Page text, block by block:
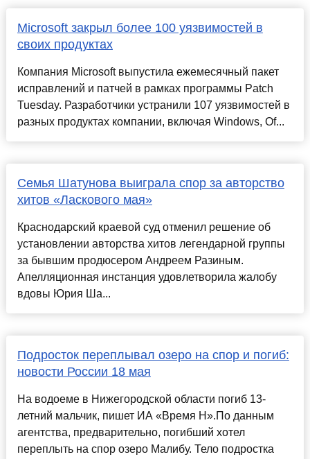
Microsoft закрыл более 100 уязвимостей в
своих продуктах
Компания Microsoft выпустила ежемесячный пакет
исправлений и патчей в рамках программы Patch
Tuesday. Разработчики устранили 107 уязвимостей в
разных продуктах компании, включая Windows, Of...
Семья Шатунова выиграла спор за авторство
хитов «Ласкового мая»
Краснодарский краевой суд отменил решение об
установлении авторства хитов легендарной группы
за бывшим продюсером Андреем Разиным.
Апелляционная инстанция удовлетворила жалобу
вдовы Юрия Ша...
Подросток переплывал озеро на спор и погиб:
новости России 18 мая
На водоеме в Нижегородской области погиб 13-
летний мальчик, пишет ИА «Время Н».По данным
агентства, предварительно, погибший хотел
переплыть на спор озеро Малибу. Тело подростка